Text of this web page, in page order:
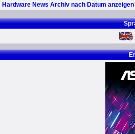
Hardware News Archiv nach Datum anzeigen